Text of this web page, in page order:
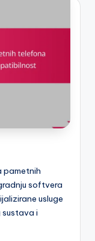
pametnih
softvera
usluge
sustava i